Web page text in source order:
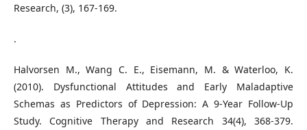
Research, (3), 167-169.
.
Halvorsen M., Wang C. E., Eisemann, M. & Waterloo, K.
(2010). Dysfunctional Attitudes and Early Maladaptive
Schemas as Predictors of Depression: A 9-Year Follow-Up
Study. Cognitive Therapy and Research 34(4), 368-379.